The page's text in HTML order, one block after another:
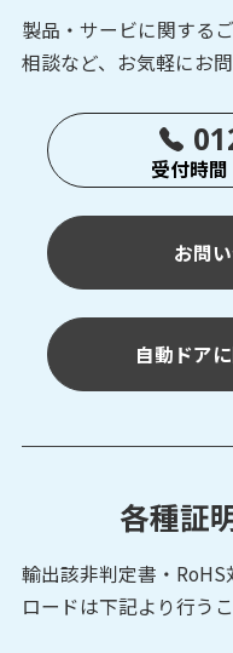
製品・サービに関する
相談など、お気軽にお
受付時
お問
自動ドア
各種証
輸出該非判定書・
ロードは下記より行う